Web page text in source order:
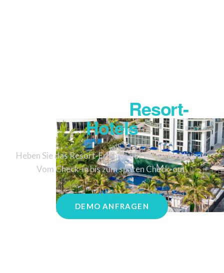
Resort-
Hotels
Heben Sie das Resort-Erlebnis auf ein neues Niveau.
Vom Check-in bis zum späten Check-out.
DEMO ANFRAGEN